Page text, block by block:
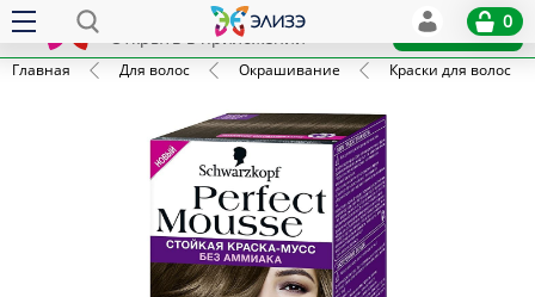
x
Открыть в приложении
Установить
0
Главная Для волос Окрашивание Краски для волос